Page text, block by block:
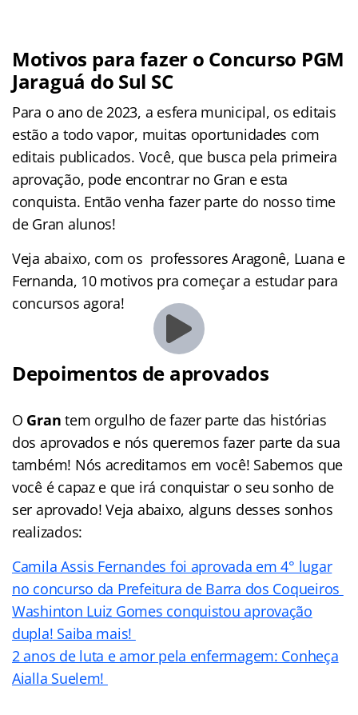
Motivos para fazer o Concurso PGM
Jaraguá do Sul SC
Para o ano de 2023, a esfera municipal, os editais
estão a todo vapor, muitas oportunidades com
editais publicados. Você, que busca pela primeira
aprovação, pode encontrar no Gran e esta
conquista. Então venha fazer parte do nosso time
de Gran alunos!
Veja abaixo, com os professores Aragonê, Luana e
Fernanda, 10 motivos pra começar a estudar para
concursos agora!
Depoimentos de aprovados
O Gran tem orgulho de fazer parte das histórias
dos aprovados e nós queremos fazer parte da sua
também! Nós acreditamos em você! Sabemos que
você é capaz e que irá conquistar o seu sonho de
ser aprovado! Veja abaixo, alguns desses sonhos
realizados:
Camila Assis Fernandes foi aprovada em 4° lugar
no concurso da Prefeitura de Barra dos Coqueiros
Washinton Luiz Gomes conquistou aprovação
dupla! Saiba mais!
2 anos de luta e amor pela enfermagem: Conheça
Aialla Suelem!